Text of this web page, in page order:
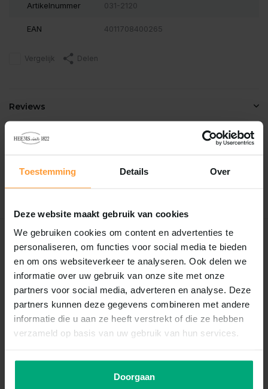
Toestemming Details Over
Deze website maakt gebruik van cookies
We gebruiken cookies om content en advertenties te
personaliseren, om functies voor social media te bieden
en om ons websiteverkeer te analyseren. Ook delen we
informatie over uw gebruik van onze site met onze
partners voor social media, adverteren en analyse. Deze
partners kunnen deze gegevens combineren met andere
informatie die u aan ze heeft verstrekt of die ze hebben
verzameld op basis van uw gebruik van hun services.
Doorgaan
Artikelnummer 031-2120
EAN 4011708400265
Vergelijk Delen
Reviews
Schrijf je eigen review
Recent bekeken